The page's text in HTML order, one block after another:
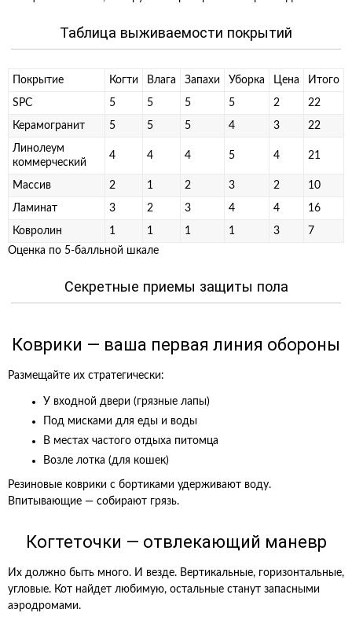
Таблица выживаемости покрытий
Покрытие Когти Влага Запахи Уборка Цена Итого
SPC 5 5 5 5 2 22
Керамогранит 5 5 5 4 3 22
Линолеум
коммерческий
4 4 4 5 4 21
Массив 2 1 2 3 2 10
Ламинат 3 2 3 4 4 16
Ковролин 1 1 1 1 3
7
Оценка по 5-балльной шкале
Секретные приемы защиты пола
Коврики — ваша первая линия обороны
Размещайте их стратегически:
У входной двери (грязные лапы)
Под мисками для еды и воды
В местах частого отдыха питомца
Возле лотка (для кошек)
Резиновые коврики с бортиками удерживают воду.
Впитывающие — собирают грязь.
Когтеточки — отвлекающий маневр
Их должно быть много. И везде. Вертикальные, горизонтальные,
угловые. Кот найдет любимую, остальные станут запасными
аэродромами.